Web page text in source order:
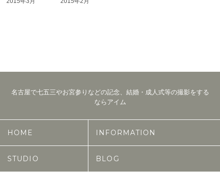
名古屋で七五三やお宮参りなどの記念、結婚・成人式等の撮影をする
ならアイム
HOME
STUDIO
INFORMATION
BLOG